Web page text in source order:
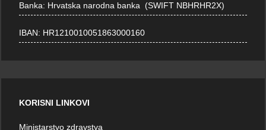
Banka: Hrvatska narodna banka (SWIFT NBHRHR2X)
IBAN: HR1210010051863000160
KORISNI LINKOVI
Ministarstvo zdravstva